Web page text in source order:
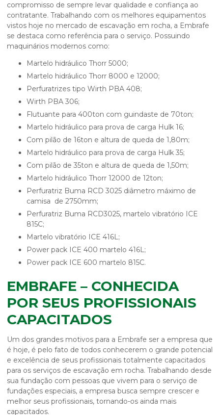
compromisso de sempre levar qualidade e confiança ao
contratante. Trabalhando com os melhores equipamentos
vistos hoje no mercado de escavação em rocha, a Embrafe
se destaca como referência para o serviço. Possuindo
maquinários modernos como:
Martelo hidráulico Thorr 5000;
Martelo hidráulico Thorr 8000 e 12000;
Perfuratrizes tipo Wirth PBA 408;
Wirth PBA 306;
Flutuante para 400ton com guindaste de 70ton;
Martelo hidráulico para prova de carga Hulk 16;
Com pilão de 16ton e altura de queda de 1,80m;
Martelo hidráulico para prova de carga Hulk 35;
Com pilão de 35ton e altura de queda de 1,50m;
Martelo hidráulico Thorr 12000 de 12ton;
Perfuratriz Buma RCD 3025 diâmetro máximo de
camisa de 2750mm;
Perfuratriz Buma RCD3025, martelo vibratório ICE
815C;
Martelo vibratório ICE 416L;
Power pack ICE 400 martelo 416L;
Power pack ICE 600 martelo 815C.
EMBRAFE – CONHECIDA
POR SEUS PROFISSIONAIS
CAPACITADOS
Um dos grandes motivos para a Embrafe ser a empresa que
é hoje, é pelo fato de todos conhecerem o grande potencial
e excelência de seus profissionais totalmente capacitados
para os serviços de escavação em rocha. Trabalhando desde
sua fundação com pessoas que vivem para o serviço de
fundações especiais, a empresa busca sempre crescer e
melhor seus profissionais, tornando-os ainda mais
capacitados.